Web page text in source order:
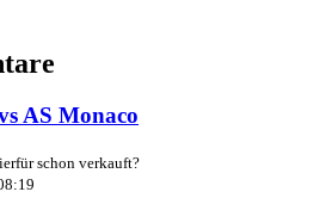
AS Monaco
schon verkauft?